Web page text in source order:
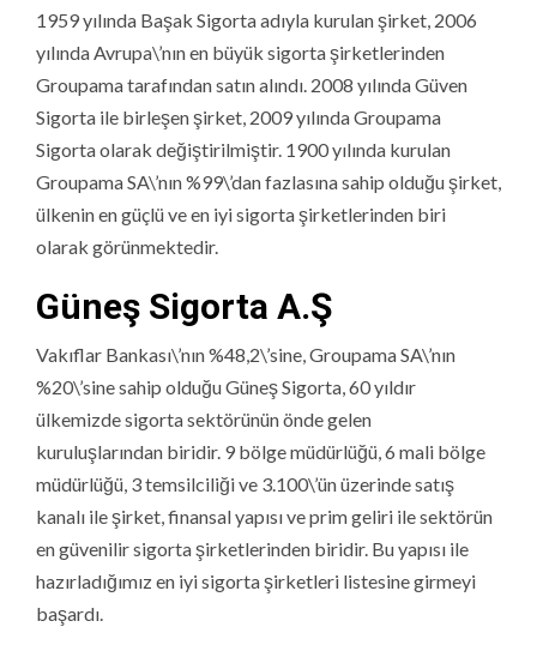
1959 yılında Başak Sigorta adıyla kurulan şirket, 2006
yılında Avrupa\’nın en büyük sigorta şirketlerinden
Groupama tarafından satın alındı. 2008 yılında Güven
Sigorta ile birleşen şirket, 2009 yılında Groupama
Sigorta olarak değiştirilmiştir. 1900 yılında kurulan
Groupama SA\’nın %99\’dan fazlasına sahip olduğu şirket,
ülkenin en güçlü ve en iyi sigorta şirketlerinden biri
olarak görünmektedir.
Güneş Sigorta A.Ş
Vakıflar Bankası\’nın %48,2\’sine, Groupama SA\’nın
%20\’sine sahip olduğu Güneş Sigorta, 60 yıldır
ülkemizde sigorta sektörünün önde gelen
kuruluşlarından biridir. 9 bölge müdürlüğü, 6 mali bölge
müdürlüğü, 3 temsilciliği ve 3.100\’ün üzerinde satış
kanalı ile şirket, finansal yapısı ve prim geliri ile sektörün
en güvenilir sigorta şirketlerinden biridir. Bu yapısı ile
hazırladığımız en iyi sigorta şirketleri listesine girmeyi
başardı.